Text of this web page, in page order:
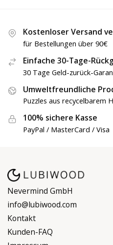
Kostenloser Versand
für Bestellungen über 90€
Einfache 30-Tage-
30 Tage Geld-zurück-
Umweltfreundliche
Puzzles aus recycelbarem
100% sichere Kasse
PayPal / MasterCard / Visa
Nevermind GmbH
info@lubiwood.com
Kontakt
Kunden-FAQ